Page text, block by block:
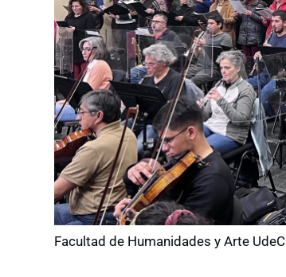
Facultad de Humanidades y Arte UdeC